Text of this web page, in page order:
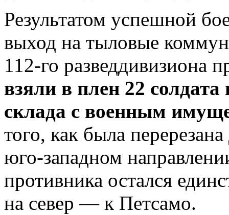
Результатом успешной
выход на тыловые
112-го разведдивизиона
взяли в плен 22
склада с военным
того, как была
юго-западном
противника остался
на север — к Петсамо.